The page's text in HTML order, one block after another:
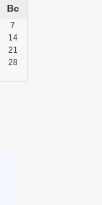
Вс
7
14
21
28